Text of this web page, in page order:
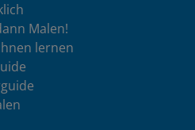
Malen!
lernen